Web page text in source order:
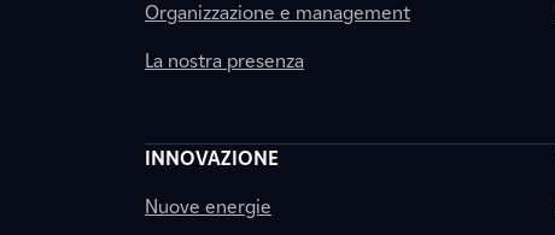
Organizzazione e management
La nostra presenza
INNOVAZIONE
Nuove energie